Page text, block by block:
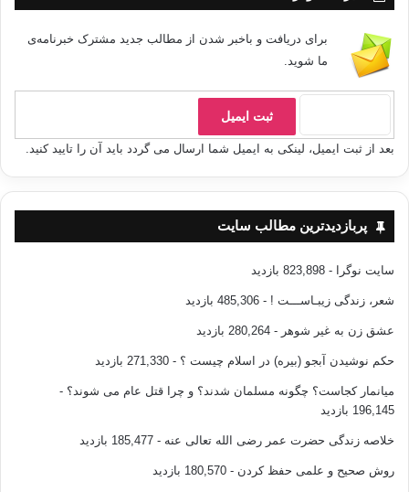
عَلَيْكُمْ الْقِتَالُ﴾ (البقرة: من الآية 216) ﴿وَجَاهِدُوا فِي اللهِ حَقَّ
صفوف
الصلاة فيذكر مكانه في صفوف القتال، هؤلاء المسلمون الكرام إذا أدركوا هذه
الحقيقة
وعقلوها فماذا يفصلهم عن الإخوان المسلمين؟!
الإخوان وأنصار السنة :
أنصار السنة هي جماعة انشقت عن الجمعية
الشرعية التي أسَّسها الشيخ محمود خطاب السبكي، وكان على رأسهم الشيخ
ورغم جهوده في خدمة العلم إلا أنه كان كثيرًا ما يعتبر بعض الفرعيات الفقهية من
أصل العقيدة، ويقف عندها؛ مما جعله لا يقبل أي تقارب أو اتفاق مع الجمعيات
الأخرى.
ومع ذلك فلم يكن الإمام الشهيد- رحمه الله
برای دریافت و باخبر شدن از مطالب جدید مشترک خبرنامه‌ی
ما شوید.
بعد از ثبت ایمیل، لینکی به ایمیل شما ارسال می گردد باید آن را تایید کنید.
پربازدیدترین مطالب سایت
سایت نوگرا - 823,898 بازدید
شعر، زندگی زیبـاســـت ! - 485,306 بازدید
عشق زن به غیر شوهر - 280,264 بازدید
حکم نوشیدن آبجو (بیره) در اسلام چیست ؟ - 271,330 بازدید
میانمار کجاست؟ چگونه مسلمان شدند؟ و چرا قتل عام می شوند؟ -
196,145 بازدید
خلاصه زندگی حضرت عمر رضی الله تعالی عنه - 185,477 بازدید
روش صحیح و علمی حفظ کردن - 180,570 بازدید